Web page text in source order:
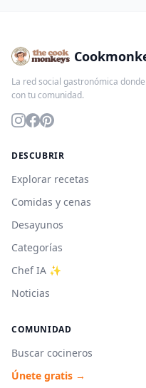
La red social gastronómica
con tu comunidad.
DESCUBRIR
Explorar recetas
Comidas y cenas
Desayunos
Categorías
Chef IA ✨
Noticias
COMUNIDAD
Buscar cocineros
Únete gratis →